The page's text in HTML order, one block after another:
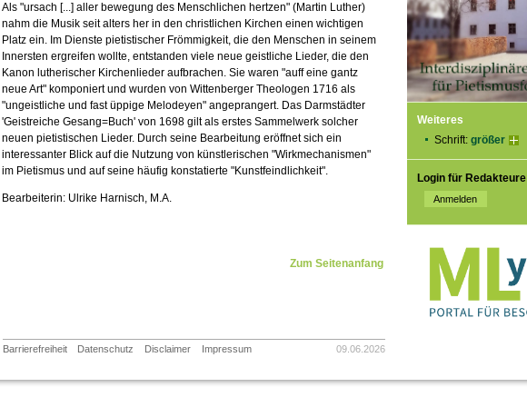
Weiteres
Schrift: größer
Login für Redakteure
Als "ursach [...] aller bewegung des Menschlichen hertzen" (Martin Luther)
nahm die Musik seit alters her in den christlichen Kirchen einen wichtigen
Platz ein. Im Dienste pietistischer Frömmigkeit, die den Menschen in seinem
Innersten ergreifen wollte, entstanden viele neue geistliche Lieder, die den
Kanon lutherischer Kirchenlieder aufbrachen. Sie waren "auff eine gantz
neue Art" komponiert und wurden von Wittenberger Theologen 1716 als
"ungeistliche und fast üppige Melodeyen" angeprangert. Das Darmstädter
'Geistreiche Gesang=Buch' von 1698 gilt als erstes Sammelwerk solcher
neuen pietistischen Lieder. Durch seine Bearbeitung eröffnet sich ein
interessanter Blick auf die Nutzung von künstlerischen "Wirkmechanismen"
im Pietismus und auf seine häufig konstatierte "Kunstfeindlichkeit".
Bearbeiterin: Ulrike Harnisch, M.A.
Zum Seitenanfang
Barrierefreiheit Datenschutz Disclaimer Impressum 09.06.2026